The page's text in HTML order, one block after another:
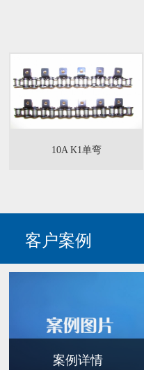
10A K1单弯
客户案例
案例详情